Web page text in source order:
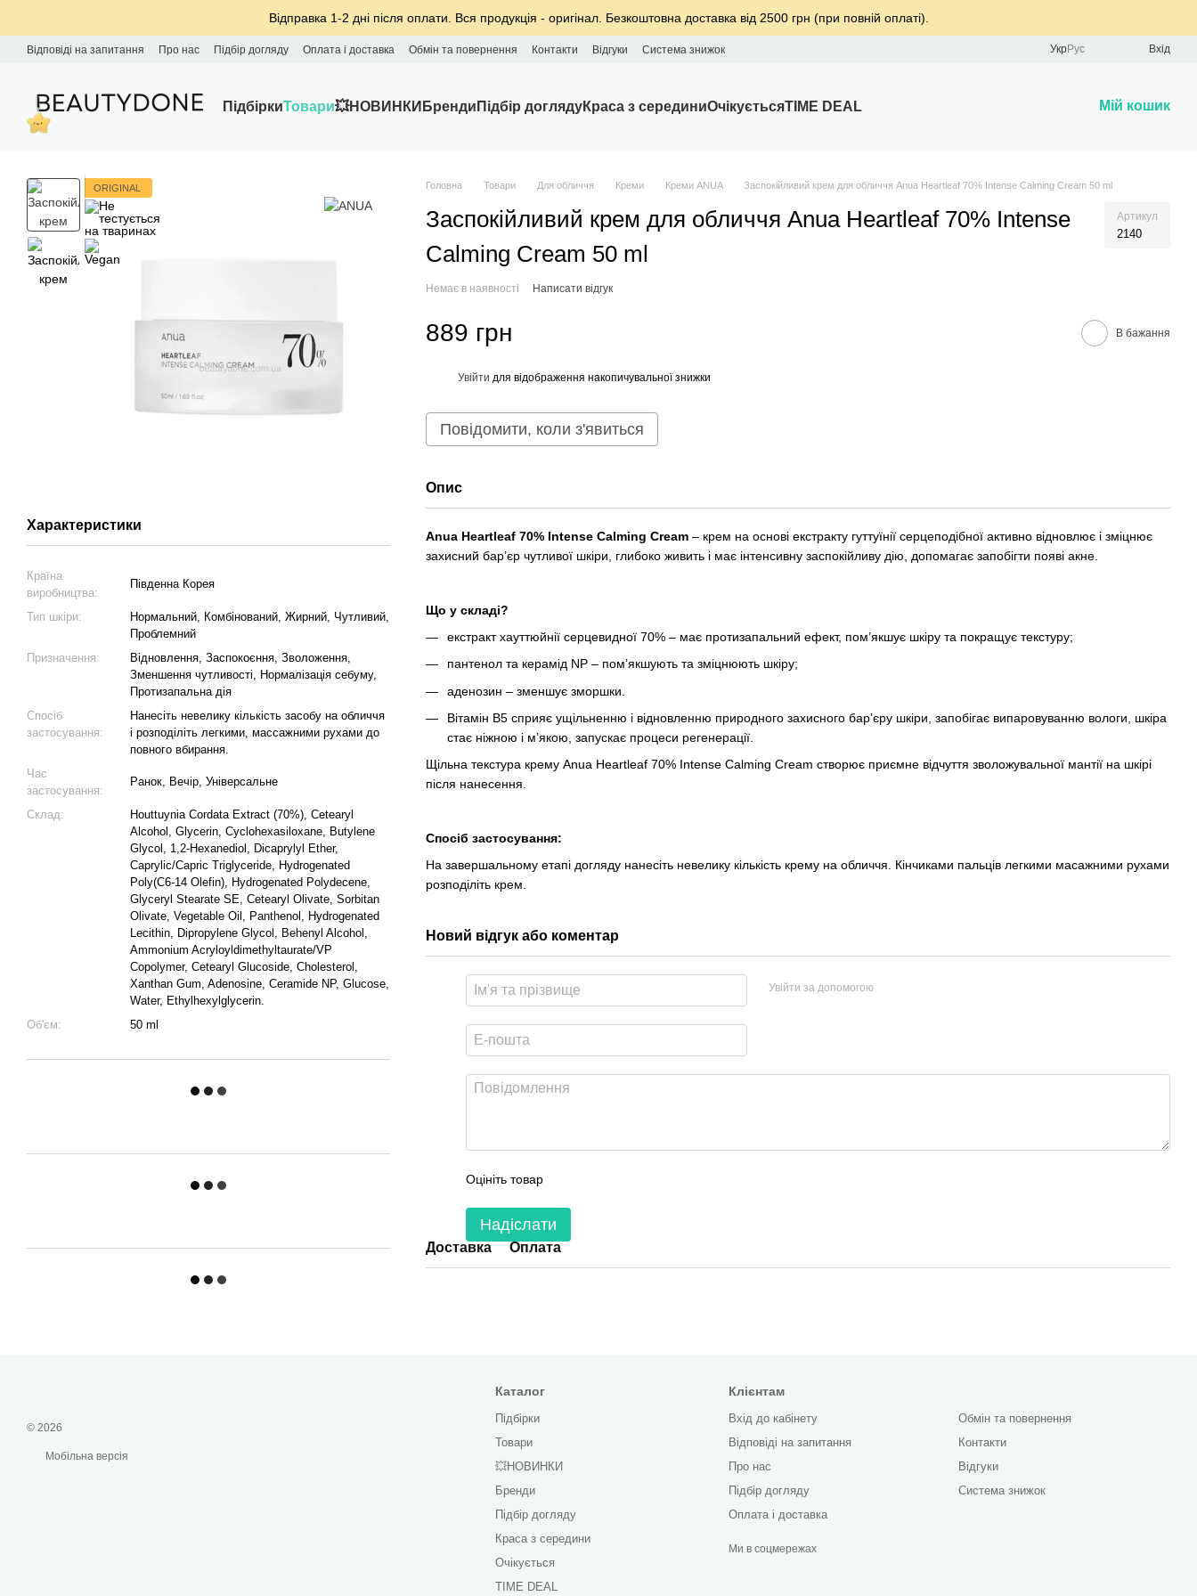
Відправка 1-2 дні після оплати. Вся продукція - оригінал. Безкоштовна доставка від 2500 грн (при повній оплаті).
Відповіді на запитання Про нас Підбір догляду Оплата і доставка Обмін та повернення Контакти Відгуки Система знижок УкрРус Вхід
ПідбіркиТовари💥НОВИНКИ Бренди Підбір доглядуКраса з серединиОчікуєтьсяTIME DEAL Мій кошик
ORIGINAL
Характеристики
Країна
виробництва:
Південна Корея
Тип шкіри:
Нормальний, Комбінований, Жирний, Чутливий,
Проблемний
Призначення:
Відновлення, Заспокоєння, Зволоження,
Зменшення чутливості, Нормалізація себуму,
Протизапальна дія
Спосіб
застосування:
Нанесіть невелику кількість засобу на обличчя
і розподіліть легкими, массажними рухами до
повного вбирання.
Час
застосування:
Ранок, Вечір, Універсальне
Склад:
Houttuynia Cordata Extract (70%), Cetearyl
Alcohol, Glycerin, Cyclohexasiloxane, Butylene
Glycol, 1,2-Hexanediol, Dicaprylyl Ether,
Caprylic/Capric Triglyceride, Hydrogenated
Poly(C6-14 Olefin), Hydrogenated Polydecene,
Glyceryl Stearate SE, Cetearyl Olivate, Sorbitan
Olivate, Vegetable Oil, Panthenol, Hydrogenated
Lecithin, Dipropylene Glycol, Behenyl Alcohol,
Ammonium Acryloyldimethyltaurate/VP
Copolymer, Cetearyl Glucoside, Cholesterol,
Xanthan Gum, Adenosine, Ceramide NP, Glucose,
Water, Ethylhexylglycerin.
Об'єм:
50 ml
Головна Товари Для обличчя Креми Креми ANUA Заспокійливий крем для обличчя Anua Heartleaf 70% Intense Calming Cream 50 ml
Заспокійливий крем для обличчя Anua Heartleaf 70% Intense
Calming Cream 50 ml
Артикул
2140
Немає в наявності Написати відгук
889 грн В бажання
Увійти для відображення накопичувальної знижки
Повідомити, коли з'явиться
Опис
Anua Heartleaf 70% Intense Calming Cream – крем на основі екстракту гуттуїнії серцеподібної активно відновлює і зміцнює
захисний бар’єр чутливої шкіри, глибоко живить і має інтенсивну заспокійливу дію, допомагає запобігти появі акне.
Що у складі?
екстракт хауттюйнії серцевидної 70% – має протизапальний ефект, пом’якшує шкіру та покращує текстуру;
пантенол та керамід NP – пом’якшують та зміцнюють шкіру;
аденозин – зменшує зморшки.
Вітамін В5 сприяє ущільненню і відновленню природного захисного бар’єру шкіри, запобігає випаровуванню вологи, шкіра
стає ніжною і м’якою, запускає процеси регенерації.
Щільна текстура крему Anua Heartleaf 70% Intense Calming Cream створює приємне відчуття зволожувальної мантії на шкірі
після нанесення.
Спосіб застосування:
На завершальному етапі догляду нанесіть невелику кількість крему на обличчя. Кінчиками пальців легкими масажними рухами
розподіліть крем.
Новий відгук або коментар
Увійти за допомогою
Оцініть товар
Надіслати
Доставка Оплата
© 2026
Мобільна версія
Каталог
Підбірки
Товари
💥НОВИНКИ
Бренди
Підбір догляду
Краса з середини
Очікується
TIME DEAL
Клієнтам
Вхід до кабінету
Відповіді на запитання
Про нас
Підбір догляду
Оплата і доставка
Обмін та повернення
Контакти
Відгуки
Система знижок
Ми в соцмережах